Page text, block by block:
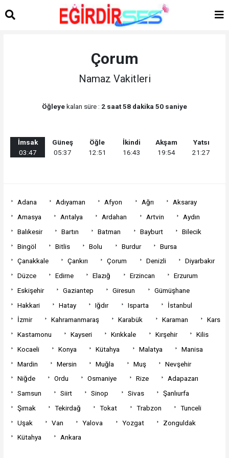
Çorum
Namaz Vakitleri
Öğleyekalan süre : 2 saat 58 dakika 50 saniye
İmsak
03:47
Güneş
05:37
Öğle
12:51
İkindi
16:43
Akşam
19:54
Yatsı
21:27
Adana Adıyaman Afyon Ağrı
Aksaray
Amasya
Antalya Ardahan Artvin
Aydın
Balıkesir
Bartın Batman Bayburt
Bilecik
Bingöl
Bitlis Bolu Burdur
Bursa
Çanakkale
Çankırı Çorum Denizli
Diyarbakır
Düzce
Edirne Elazığ Erzincan
Erzurum
Eskişehir
Gaziantep Giresun
Gümüşhane
Hakkari
Hatay Iğdır Isparta
İstanbul
İzmir
Kahramanmaraş Karabük Karaman
Kars
Kastamonu
Kayseri Kırıkkale Kırşehir
Kilis
Kocaeli
Konya Kütahya Malatya
Manisa
Mardin
Mersin Muğla Muş
Nevşehir
Niğde
Ordu Osmaniye Rize
Adapazarı
Samsun
Siirt Sinop Sivas
Şanlıurfa
Şırnak
Tekirdağ Tokat Trabzon
Tunceli
Uşak
Van Yalova Yozgat
Zonguldak
Kütahya
Ankara